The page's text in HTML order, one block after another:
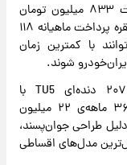
دنا پلاس EF7 اتوماتیک توربو با پیش‌پرداخت ۸۳۳ میلیون تومان
عرضه می‌شود. اقساط این خودرو به‌صورت ۳ فقره پرداخت ماهیانه ۱۱۸
با کمترین زمان
شوند.
برای متقاضیان مدل‌های اقتصادی‌تر، پژو ۲۰۷ دنده‌ای TU5 با
پیش‌پرداخت ۷۲۰ میلیون تومان و اقساط ۳۶ ماهه‌ی ۲۲ میلیون
طراحی جوان‌پسند،
مدل‌های اقساطی